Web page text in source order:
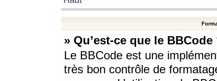
» Qu’est-ce que le BBCode
Le BBCode est une
très bon contrôle de